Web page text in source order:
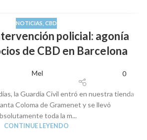
NOTICIAS CBD
policial: agonía
de CBD en Barcelona
Mel 0
la Guardia Civil entró en nuestra tienda
Coloma de Gramenet y se llevó
toda la m...
CONTINUE LEYENDO